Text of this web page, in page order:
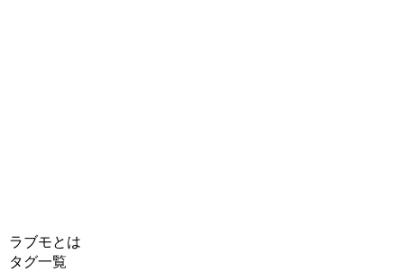
ラブモとは
タグ一覧